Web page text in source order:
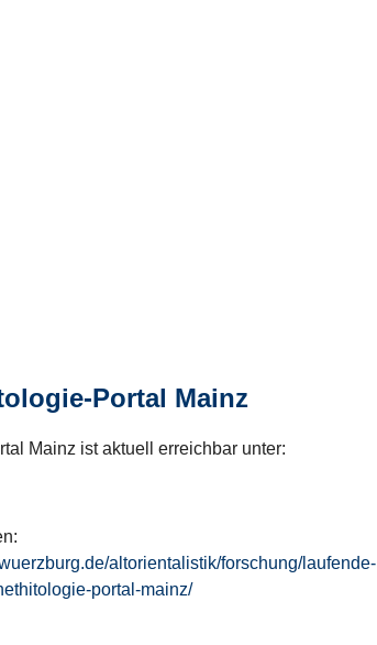
Portal Mainz
Mainz ist aktuell erreichbar unter:
altorientalistik/forschung/laufende-
portal-mainz/